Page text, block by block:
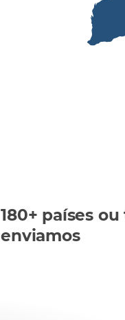
180+ países
enviamos